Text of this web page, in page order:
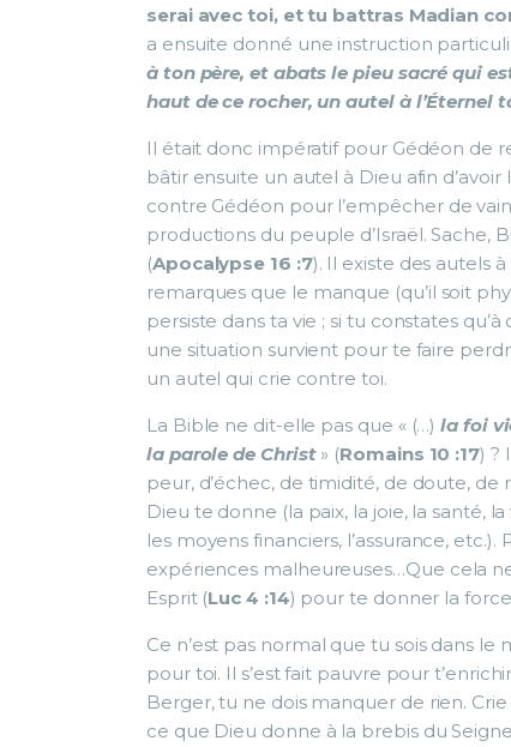
serai avec toi, et tu battras Madian
a ensuite donné une instruction
à ton père, et abats le pieu sacré qui
haut de ce rocher, un autel à l’Éternel
Il était donc impératif pour Gédéon de
bâtir ensuite un autel à Dieu afin
contre Gédéon pour l’empêcher de
productions du peuple d’Israël. Sache,
(Apocalypse 16 :7). Il existe des autels
remarques que le manque (qu’il soit
persiste dans ta vie ; si tu constates
une situation survient pour te faire
un autel qui crie contre toi.
La Bible ne dit-elle pas que « (…) la foi
la parole de Christ» (Romains 10 :17) ?
peur, d’échec, de timidité, de doute,
Dieu te donne (la paix, la joie, la santé,
les moyens financiers, l’assurance,
expériences malheureuses…Que cela
Esprit (Luc 4 :14) pour te donner la
Ce n’est pas normal que tu sois dans
pour toi. Il s’est fait pauvre pour
Berger, tu ne dois manquer de rien.
ce que Dieu donne à la brebis du